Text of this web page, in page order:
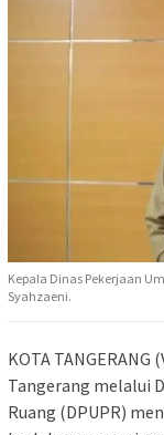
Kepala Dinas Pekerjaan
Syahzaeni.
KOTA
Tangerang melalui
Ruang (DPUPR)